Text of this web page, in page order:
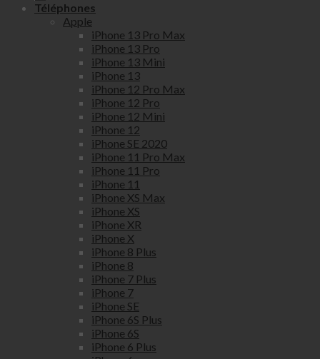
Téléphones
Apple
iPhone 13 Pro Max
iPhone 13 Pro
iPhone 13 Mini
iPhone 13
iPhone 12 Pro Max
iPhone 12 Pro
iPhone 12 Mini
iPhone 12
iPhone SE 2020
iPhone 11 Pro Max
iPhone 11 Pro
iPhone 11
iPhone XS Max
iPhone XS
iPhone XR
iPhone X
iPhone 8 Plus
iPhone 8
iPhone 7 Plus
iPhone 7
iPhone SE
iPhone 6S Plus
iPhone 6S
iPhone 6 Plus